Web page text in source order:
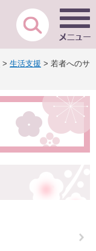
> 生活支援 > 若者へのサ